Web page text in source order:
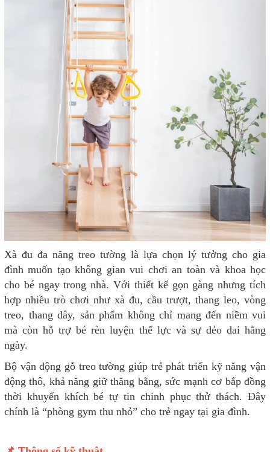
Xà đu đa năng treo tường là lựa chọn lý tưởng cho gia
đình muốn tạo không gian vui chơi an toàn và khoa học
cho bé ngay trong nhà. Với thiết kế gọn gàng nhưng tích
hợp nhiều trò chơi như xà đu, cầu trượt, thang leo, vòng
treo, thang dây, sản phẩm không chỉ mang đến niềm vui
mà còn hỗ trợ bé rèn luyện thể lực và sự dẻo dai hằng
ngày.
Bộ vận động gỗ treo tường giúp trẻ phát triển kỹ năng vận
động thô, khả năng giữ thăng bằng, sức mạnh cơ bắp đồng
thời khuyến khích bé tự tin chinh phục thử thách. Đây
chính là “phòng gym thu nhỏ” cho trẻ ngay tại gia đình.